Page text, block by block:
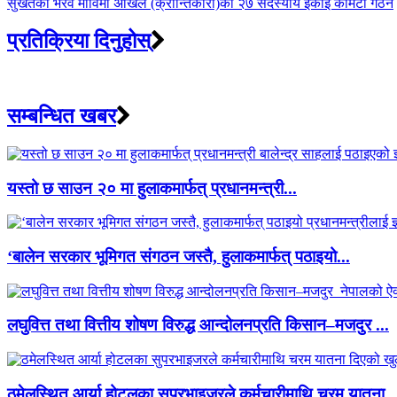
सुर्खेतको भैरव माविमा अखिल (क्रान्तिकारी)को २७ सदस्यीय इकाइ कमिटी गठन
प्रतिक्रिया दिनुहोस्
सम्बन्धित खबर
यस्तो छ साउन २० मा हुलाकमार्फत् प्रधानमन्त्री...
‘बालेन सरकार भूमिगत संगठन जस्तै, हुलाकमार्फत् पठाइयो...
लघुवित्त तथा वित्तीय शोषण विरुद्ध आन्दोलनप्रति किसान–मजदुर ...